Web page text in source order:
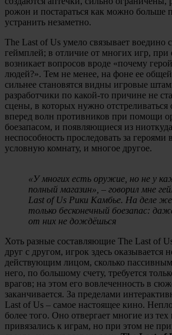
рожон и постараться как можно больше
устранить незаметно.
The Last of Us умело связывает воедино
геймплей; в отличие от многих игр,
возникает вопросов вроде «почему
людей?». Тем не менее, на фоне ее
сильнее становятся видны игровые
разработчики по какой-то причине не
сцены, в которых нужно отстреливаться
вперед волн противников при помощи
боезапасом, и появляющиеся из
неспособность проследовать за
условную комнату, и многое другое.
«У многих есть оружие, но не у
полный магазин», – говорил мне
Last of Us Рики Камбье. На деле же
только бесконечный боезапас:
от них не дождёшься
Хоть разные составляющие The Last of
друг с другом, игрок здесь оказывается
действующим лицом, сколько
него, по большому счету, требуется
врагов; на этом его вовлеченность в
заканчивается. За пределами
Last of Us – самое настоящее кино.
более того. Оно отвергает многие из
привязались к играм, но при этом не